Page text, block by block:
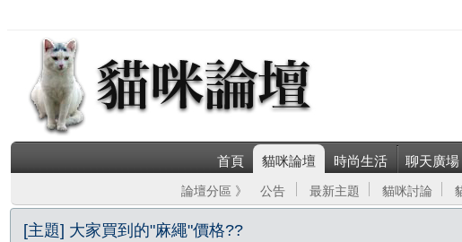
首頁 貓咪論壇 時尚生活 聊天廣場
論壇分區 》 公告 最新主題 貓咪討論
[主題] 大家買到的"麻繩"價格??